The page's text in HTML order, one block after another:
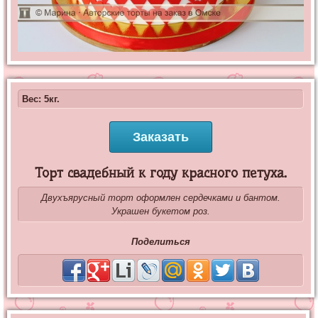
Вес: 5кг.
Заказать
Торт свадебный к году красного петуха.
Двухъярусный торт оформлен сердечками и бантом.
Украшен букетом роз.
Поделиться